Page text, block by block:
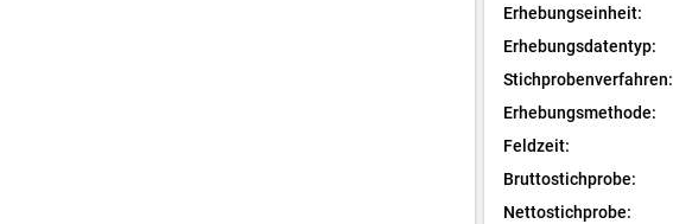
Erhebungseinheit:
Erhebungsdatentyp:
Stichprobenverfahren:
Erhebungsmethode:
Feldzeit:
Bruttostichprobe:
Nettostichprobe: